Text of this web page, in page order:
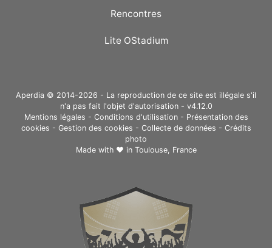
Rencontres
Lite OStadium
Aperdia © 2014-2026 - La reproduction de ce site est illégale s'il
n'a pas fait l'objet d'autorisation - v4.12.0
Mentions légales - Conditions d'utilisation- Présentation des
cookies - Gestion des cookies - Collecte de données - Crédits
photo
Made with ❤ in Toulouse, France